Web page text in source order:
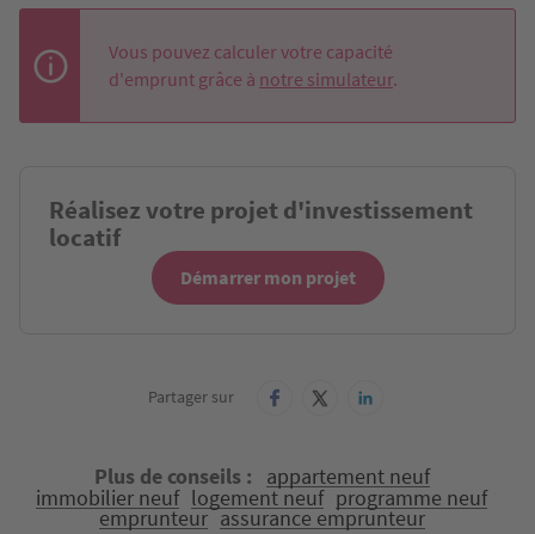
Vous pouvez calculer votre capacité
d'emprunt grâce à notre simulateur.
Réalisez votre projet d'investissement
locatif
Démarrer mon projet
Partager sur
Plus de conseils appartement neuf
immobilier neuf logement neuf programme neuf
emprunteur assurance emprunteur